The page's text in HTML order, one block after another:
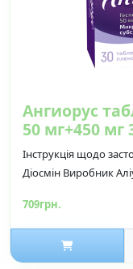
Ангиорус
50 мг+450 мг
Інструкція щодо
Діосмін Виробник
709грн.